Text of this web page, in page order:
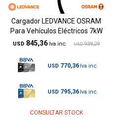
Cargador LEDVANCE OSRAM
Para Vehículos Eléctricos 7kW
USD 845,36 USD 939,29
USD 770,36
USD 795,36
CONSULTAR STOCK